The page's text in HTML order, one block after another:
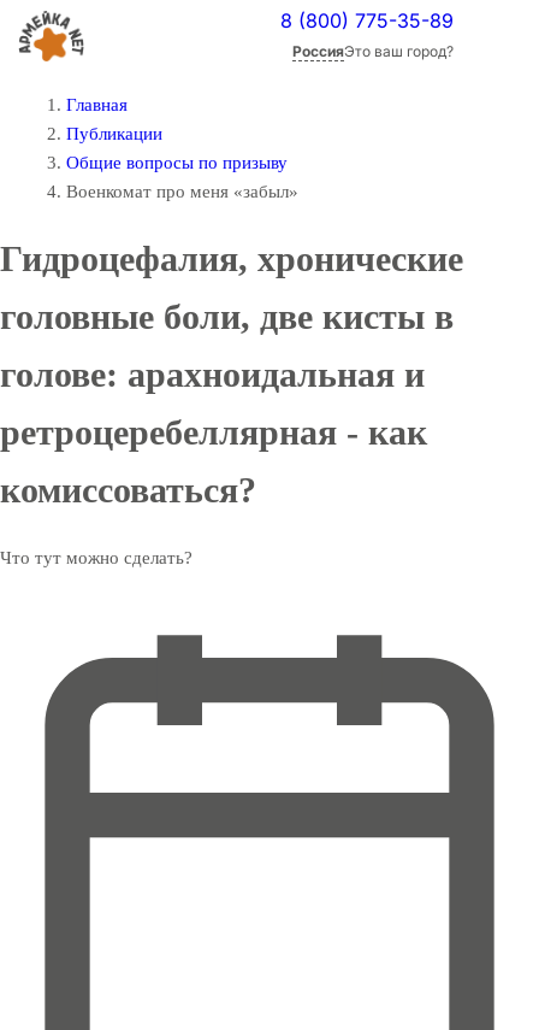
8 (800) 775-35-89
РоссияЭто ваш город?
Главная
Публикации
Общие вопросы по призыву
Военкомат про меня «забыл»
Гидроцефалия, хронические
головные боли, две кисты в
голове: арахноидальная и
ретроцеребеллярная - как
комиссоваться?
Что тут можно сделать?